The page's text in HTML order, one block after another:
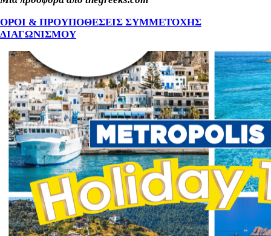
ΟΡΟΙ & ΠΡΟΥΠΟΘΕΣΕΙΣ ΣΥΜΜΕΤΟΧΗΣ
ΔΙΑΓΩΝΙΣΜΟY